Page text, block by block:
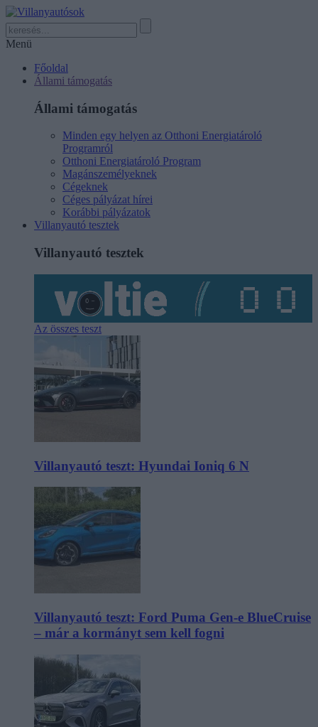
Menü
Főoldal
Állami támogatás
Állami támogatás
Minden egy helyen az Otthoni Energiatároló
Programról
Otthoni Energiatároló Program
Magánszemélyeknek
Cégeknek
Céges pályázat hírei
Korábbi pályázatok
Villanyautó tesztek
Villanyautó tesztek
Az összes teszt
Villanyautó teszt: Hyundai Ioniq 6 N
Villanyautó teszt: Ford Puma Gen-e BlueCruise
– már a kormányt sem kell fogni